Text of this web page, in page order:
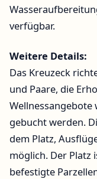
verfügbar.
Weitere Details:
Das Kreuzeck
und Paare, die
Wellnessangebote
gebucht werden.
dem Platz,
möglich. Der
befestigte